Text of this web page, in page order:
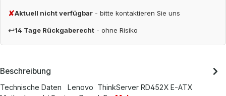
✘Aktuell nicht verfügbar - bitte kontaktieren Sie uns
↩14 Tage Rückgaberecht - ohne Risiko
Beschreibung
Technische Daten Lenovo ThinkServer RD452X E-ATX